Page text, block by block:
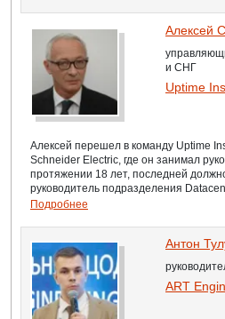
Алексей
и СНГ
Uptime
Алексей перешел в команду Uptime
Schneider Electric, где он занимал
протяжении 18 лет, последней
руководитель подразделения
Подробнее
Антон
ART